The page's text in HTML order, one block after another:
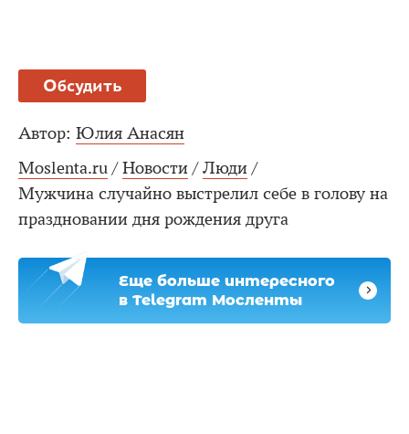
Обсудить
Автор: Юлия Анасян
Moslenta.ru / Новости / Люди /
Мужчина случайно выстрелил себе в голову на
праздновании дня рождения друга
Еще больше интересного
в Telegram Мосленты